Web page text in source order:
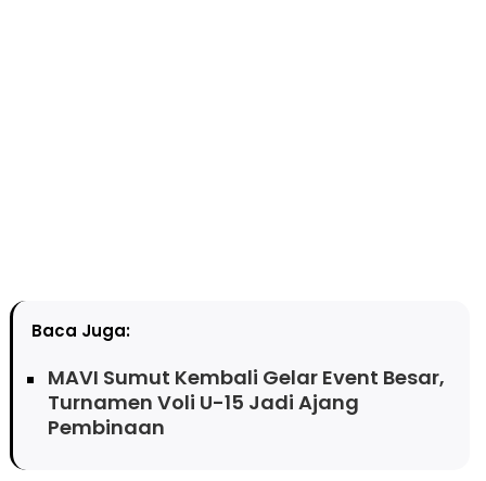
Baca Juga:
MAVI Sumut Kembali Gelar Event Besar,
Turnamen Voli U-15 Jadi Ajang
Pembinaan